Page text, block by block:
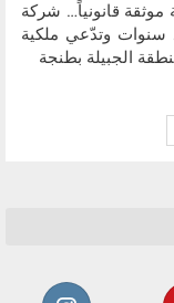
موثقة قانونياً… شركة
سنوات وتدّعي ملكية
الجبيلة بطنجة